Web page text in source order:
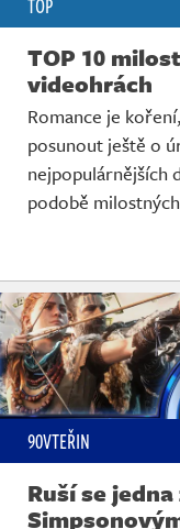
TOP 10
videohrách
Romance je
posunout ještě o
nejpopulárnějších
podobě
90VTEŘIN
Ruší se